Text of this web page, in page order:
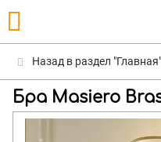
Назад в раздел "Главная"
Бра Masiero